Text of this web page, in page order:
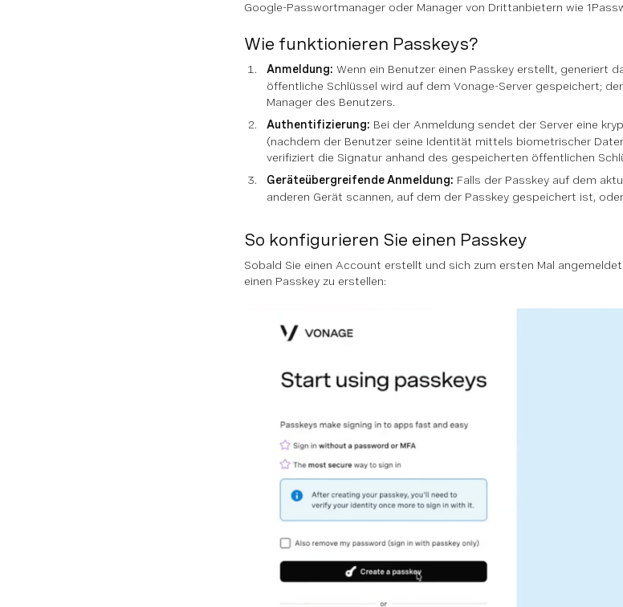
Google-Passwortmanager oder Manager von Drittanbietern wie
Wie funktionieren Passkeys?
Anmeldung: Wenn ein Benutzer einen Passkey erstellt, generiert
öffentliche Schlüssel wird auf dem Vonage-Server gespeichert;
Manager des Benutzers.
Authentifizierung: Bei der Anmeldung sendet der Server eine
(nachdem der Benutzer seine Identität mittels biometrischer
verifiziert die Signatur anhand des gespeicherten öffentlichen
Geräteübergreifende Anmeldung: Falls der Passkey auf dem
anderen Gerät scannen, auf dem der Passkey gespeichert ist,
So konfigurieren Sie einen Passkey
Sobald Sie einen Account erstellt und sich zum ersten Mal
einen Passkey zu erstellen: